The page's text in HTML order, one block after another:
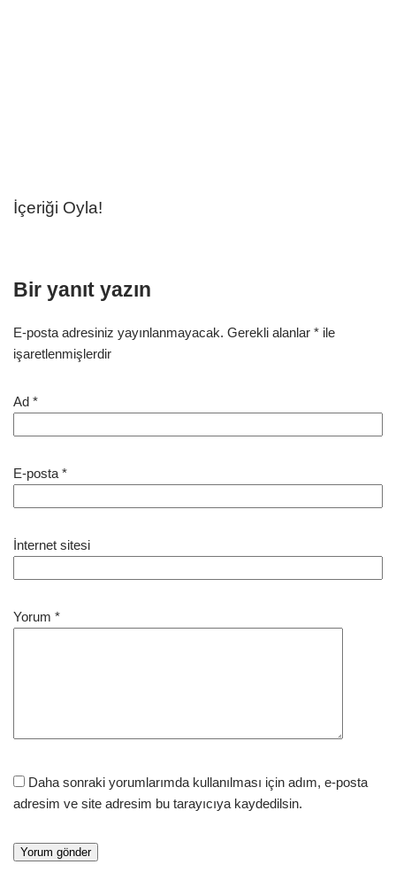
İçeriği Oyla!
Bir yanıt yazın
E-posta adresiniz yayınlanmayacak. Gerekli alanlar * ile
işaretlenmişlerdir
Ad *
E-posta *
İnternet sitesi
Yorum *
Daha sonraki yorumlarımda kullanılması için adım, e-posta
adresim ve site adresim bu tarayıcıya kaydedilsin.